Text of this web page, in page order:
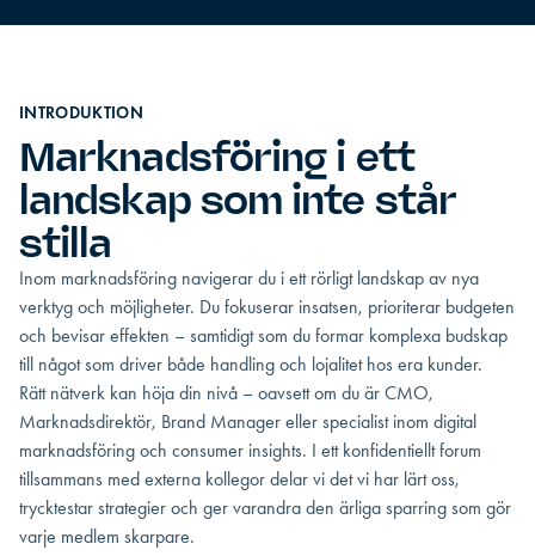
INTRODUKTION
Marknadsföring i ett
landskap som inte står
stilla
Inom marknadsföring navigerar du i ett rörligt landskap av nya
verktyg och möjligheter. Du fokuserar insatsen, prioriterar budgeten
och bevisar effekten – samtidigt som du formar komplexa budskap
till något som driver både handling och lojalitet hos era kunder.
Rätt nätverk kan höja din nivå – oavsett om du är CMO,
Marknadsdirektör, Brand Manager eller specialist inom digital
marknadsföring och consumer insights. I ett konfidentiellt forum
tillsammans med externa kollegor delar vi det vi har lärt oss,
trycktestar strategier och ger varandra den ärliga sparring som gör
varje medlem skarpare.